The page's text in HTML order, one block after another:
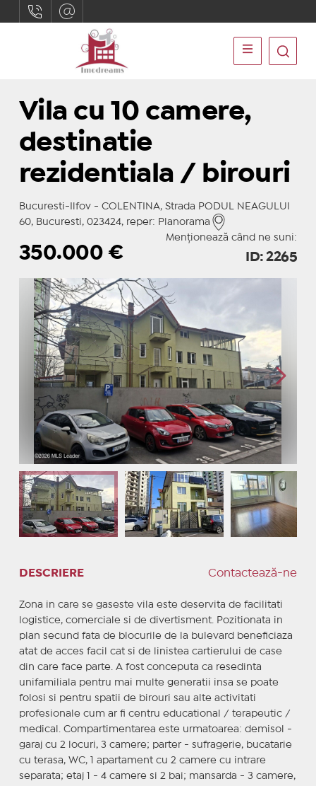
Vila cu 10 camere,
destinatie
rezidentiala / birouri
Bucuresti-Ilfov - COLENTINA, Strada PODUL NEAGULUI
60, Bucuresti, 023424, reper: Planorama
Menționează când ne suni:
350.000 € ID: 2265
DESCRIERE Contactează-ne
Zona in care se gaseste vila este deservita de facilitati
logistice, comerciale si de divertisment. Pozitionata in
plan secund fata de blocurile de la bulevard beneficiaza
atat de acces facil cat si de linistea cartierului de case
din care face parte. A fost conceputa ca resedinta
unifamiliala pentru mai multe generatii insa se poate
folosi si pentru spatii de birouri sau alte activitati
profesionale cum ar fi centru educational / terapeutic /
medical. Compartimentarea este urmatoarea: demisol -
garaj cu 2 locuri, 3 camere; parter - sufragerie, bucatarie
cu terasa, WC, 1 apartament cu 2 camere cu intrare
separata; etaj 1 - 4 camere si 2 bai; mansarda - 3 camere,